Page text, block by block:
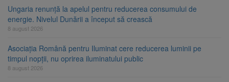
Ungaria renunță la apelul pentru reducerea consumului de
energie. Nivelul Dunării a început să crească
8 august 2026
Asociația Română pentru Iluminat cere reducerea luminii pe
timpul nopții, nu oprirea iluminatului public
8 august 2026